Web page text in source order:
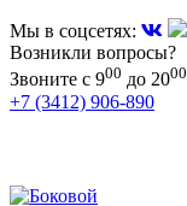
Мы в соцсетях:
Возникли вопросы?
Звоните с 900 до 2000
+7 (3412) 906-890